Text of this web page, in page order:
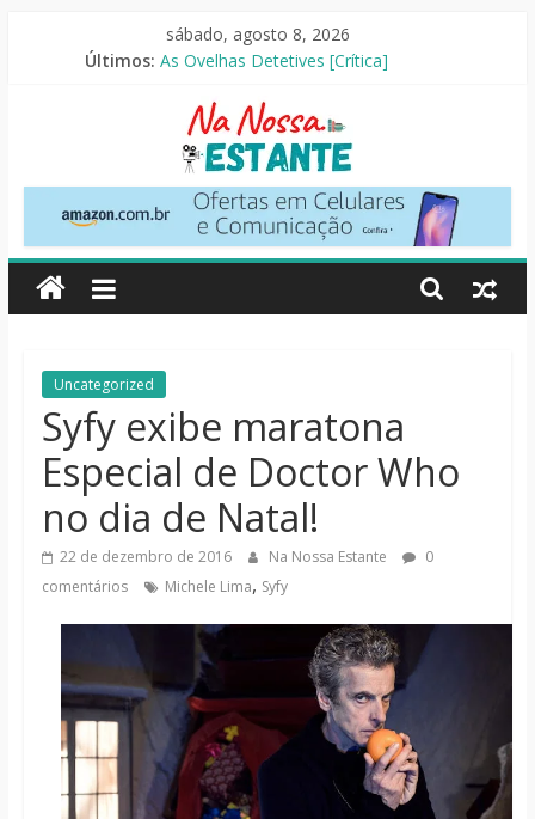
sábado, agosto 8, 2026
Últimos:
O Pistoleiro [Resenha Literária]
As Ovelhas Detetives [Crítica]
Mestres do Universo [Crtítica]
Slow Horses – 3ª Temporada [Crítica]
Seus Amigos e Vizinhos [Crítica]
Na
Nossa
Estante
Críticas
livros,
filmes,
notícias
Uncategorized
Syfy exibe maratona
Especial de Doctor Who
no dia de Natal!
22 de dezembro de 2016 Na Nossa Estante
0
comentários
Michele Lima, Syfy